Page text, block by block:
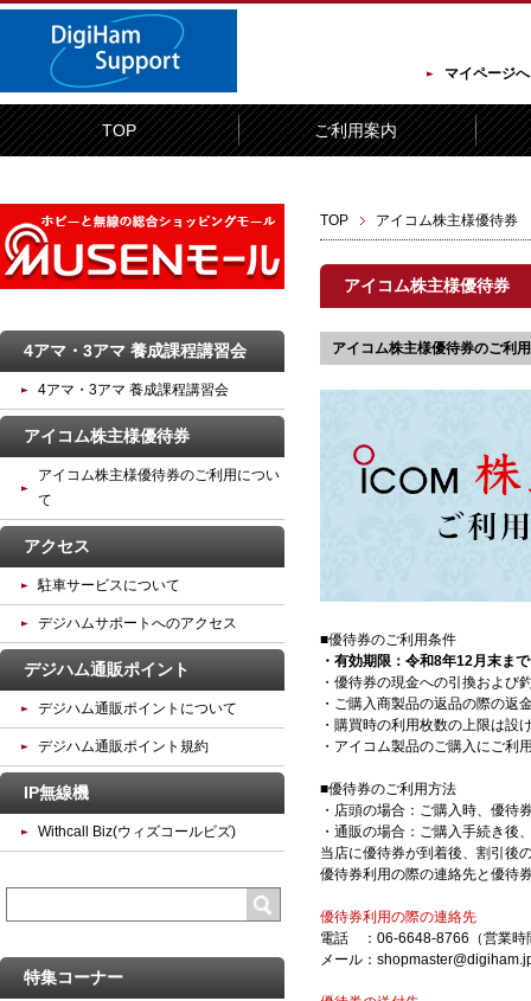
マイページ
TOP ご利用案内
TOP アイコム株主様優待券
アイコム株主様優待券
アイコム株主様優待券のご利
■優待券のご利用条件
・有効期限：令和8年12月末まで
・優待券の現金への引換および
・ご購入商製品の返品の際の返
・購買時の利用枚数の上限は設
・アイコム製品のご購入にご利
■優待券のご利用方法
・店頭の場合：ご購入時、優待
・通販の場合：ご購入手続き後
当店に優待券が到着後、割引後
優待券利用の際の連絡先と優待
優待券利用の際の連絡先
電話 ：06-6648-8766（営業
メール：
4アマ・3アマ 養成課程講習会
4アマ・3アマ 養成課程講習会
アイコム株主様優待券
アイコム株主様優待券のご利用につい
て
アクセス
駐車サービスについて
デジハムサポートへのアクセス
デジハム通販ポイント
デジハム通販ポイントについて
デジハム通販ポイント規約
IP無線機
Withcall Biz(ウィズコールビズ)
特集コーナー